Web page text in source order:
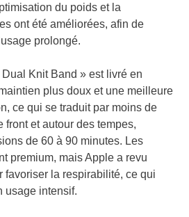
du poids et la
ont été améliorées, afin de
prolongé.
Knit Band » est livré en
plus doux et une meilleure
ce qui se traduit par moins de
front et autour des tempes,
de 60 à 90 minutes. Les
premium, mais Apple a revu
favoriser la respirabilité, ce qui
usage intensif.